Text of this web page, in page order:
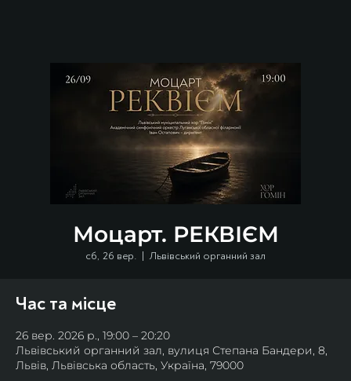
Моцарт. РЕКВІЄМ
сб, 26 вер.
  |
Львівський органний зал
Час та місце
26 вер. 2026 р., 19:00 – 20:20
Львівський органний зал, вулиця Степана Бандери, 8,
Львів, Львівська область, Україна, 79000